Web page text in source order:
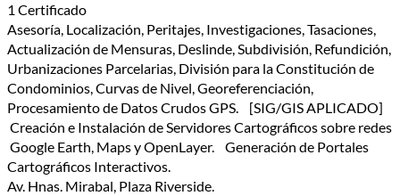
1 Certificado
Asesoría, Localización, Peritajes, Investigaciones, Tasaciones,
Actualización de Mensuras, Deslinde, Subdivisión, Refundición,
Urbanizaciones Parcelarias, División para la Constitución de
Condominios, Curvas de Nivel, Georeferenciación,
Procesamiento de Datos Crudos GPS. [SIG/GIS APLICADO]
Creación e Instalación de Servidores Cartográficos sobre redes
Google Earth, Maps y OpenLayer. Generación de Portales
Cartográficos Interactivos.
Av. Hnas. Mirabal, Plaza Riverside.